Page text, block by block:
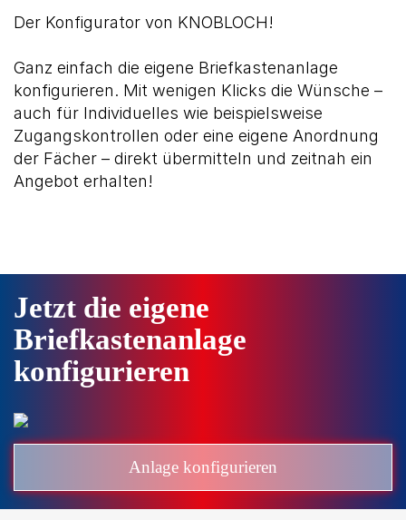
Der Konfigurator von KNOBLOCH!
Ganz einfach die eigene Briefkastenanlage
konfigurieren. Mit wenigen Klicks die Wünsche –
auch für Individuelles wie beispielsweise
Zugangskontrollen oder eine eigene Anordnung
der Fächer – direkt übermitteln und zeitnah ein
Angebot erhalten!
Jetzt die eigene
Briefkastenanlage
konfigurieren
Anlage konfigurieren